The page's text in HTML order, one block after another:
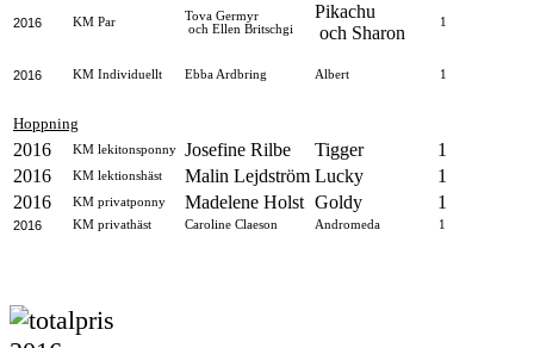
2016 KM Par
Tova Germyr
och Ellen Britschgi
Pikachu
och Sharon
1
2016 KM Individuellt Ebba Ardbring Albert 1
Hoppning
2016 KM lekitonsponny Josefine Rilbe Tigger
1
2016
KM lektionshäst Malin Lejdström Lucky
1
2016
KM privatponny Madelene Holst Goldy 1
2016 KM privathäst Caroline Claeson Andromeda 1